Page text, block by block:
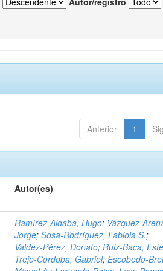
Anterior 1
Autor(es)
Ramírez‑Aldaba, Hugo;
Jorge;Sosa‑Rodríguez, Fabiola S.;
Valdez‑Pérez, Donato;Ruiz‑Baca,
Trejo‑Córdoba, Gabriel;